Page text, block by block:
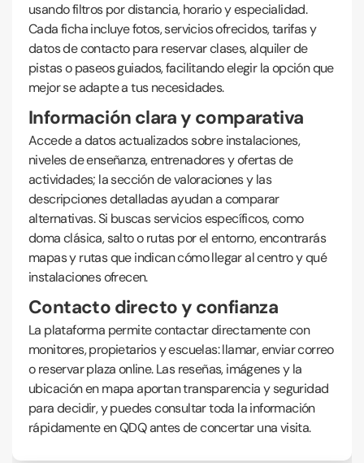
usando filtros por distancia, horario y especialidad.
Cada ficha incluye fotos, servicios ofrecidos, tarifas y
datos de contacto para reservar clases, alquiler de
pistas o paseos guiados, facilitando elegir la opción que
mejor se adapte a tus necesidades.
Información clara y comparativa
Accede a datos actualizados sobre instalaciones,
niveles de enseñanza, entrenadores y ofertas de
actividades; la sección de valoraciones y las
descripciones detalladas ayudan a comparar
alternativas. Si buscas servicios específicos, como
doma clásica, salto o rutas por el entorno, encontrarás
mapas y rutas que indican cómo llegar al centro y qué
instalaciones ofrecen.
Contacto directo y confianza
La plataforma permite contactar directamente con
monitores, propietarios y escuelas: llamar, enviar correo
o reservar plaza online. Las reseñas, imágenes y la
ubicación en mapa aportan transparencia y seguridad
para decidir, y puedes consultar toda la información
rápidamente en QDQ antes de concertar una visita.